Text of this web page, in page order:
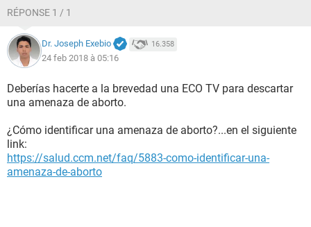
RÉPONSE 1 / 1
Dr. Joseph Exebio 16.358
24 feb 2018 à 05:16
Deberías hacerte a la brevedad una ECO TV para descartar
una amenaza de aborto.
¿Cómo identificar una amenaza de aborto?...en el siguiente
link:
https://salud.ccm.net/faq/5883-como-identificar-una-
amenaza-de-aborto